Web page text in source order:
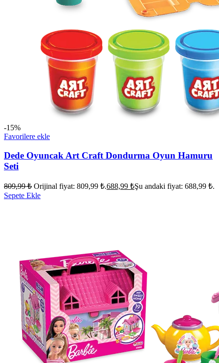
-15%
Favorilere ekle
Dede Oyuncak Art Craft Dondurma Oyun Hamuru
Seti
809,99₺ Orijinal fiyat: 809,99 ₺.688,99 ₺Şu andaki fiyat: 688,99 ₺.
Sepete Ekle